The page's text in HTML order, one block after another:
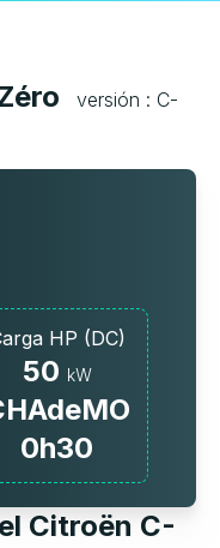
versión : C-
HP (DC)
50 kW
0h30
Citroën C-